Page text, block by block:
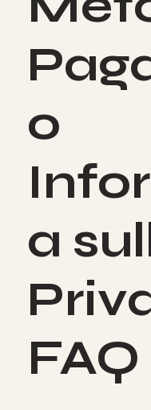
o
a
FAQ